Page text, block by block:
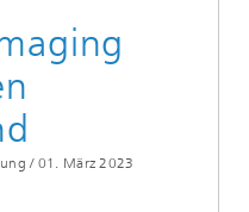
/ 01. März 2023